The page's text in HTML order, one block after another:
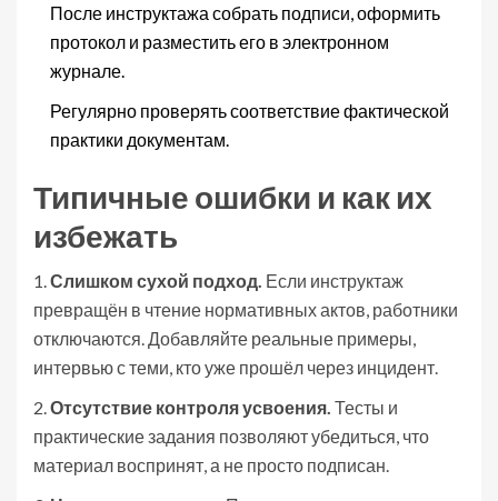
После инструктажа собрать подписи, оформить
протокол и разместить его в электронном
журнале.
Регулярно проверять соответствие фактической
практики документам.
Типичные ошибки и как их
избежать
1. Слишком сухой подход. Если инструктаж
превращён в чтение нормативных актов, работники
отключаются. Добавляйте реальные примеры,
интервью с теми, кто уже прошёл через инцидент.
2. Отсутствие контроля усвоения. Тесты и
практические задания позволяют убедиться, что
материал воспринят, а не просто подписан.